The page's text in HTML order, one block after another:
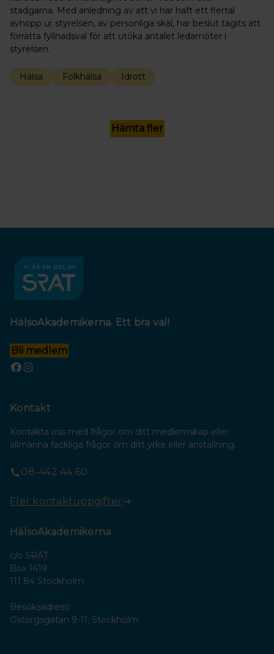
stadgarna. Med anledning av att vi har haft ett flertal
avhopp ur styrelsen, av personliga skäl, har beslut tagits att
förrätta fyllnadsval för att utöka antalet ledamöter i
styrelsen.
Hälsa Folkhälsa Idrott
Hämta fler
HälsoAkademikerna. Ett bra val!
Bli medlem
Kontakt
Kontakta oss med frågor om ditt medlemskap eller
allmänna fackliga frågor om ditt yrke eller anställning.
08-442 44 60
Fler kontaktuppgifter
HälsoAkademikerna
c/o SRAT
Box 1419
111 84 Stockholm
Besöksadress:
Oxtorgsgatan 9-11, Stockholm